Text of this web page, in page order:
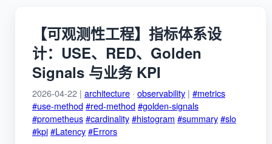
【可观测性工程】指标体系设
计：USE、RED、Golden
Signals 与业务 KPI
2026-04-22 | architecture · observability | #metrics
#use-method#red-method#golden-signals
#prometheus#cardinality#histogram #summary#slo
#kpi#Latency#Errors